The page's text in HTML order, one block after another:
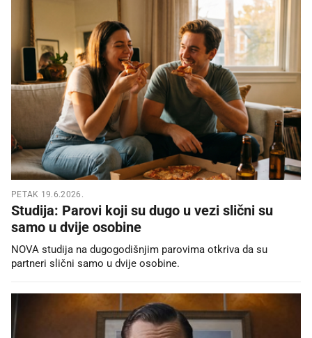
PETAK 19.6.2026.
Studija: Parovi koji su dugo u vezi slični su
samo u dvije osobine
NOVA studija na dugogodišnjim parovima otkriva da su
partneri slični samo u dvije osobine.